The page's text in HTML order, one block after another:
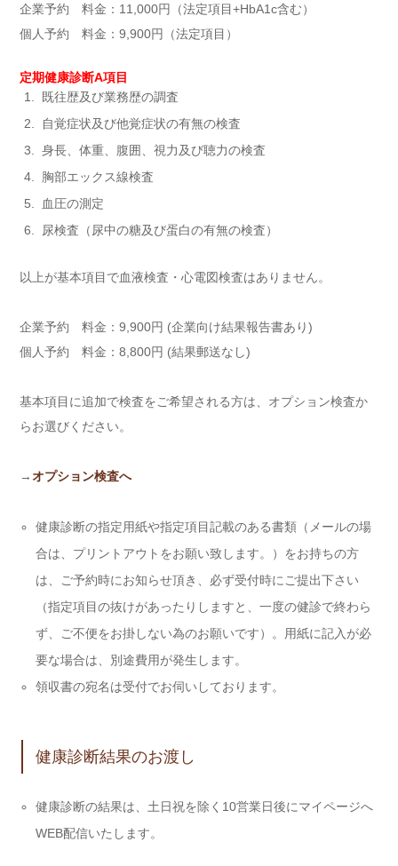
企業予約 料金：11,000円（法定項目+HbA1c含む）
個人予約 料金：9,900円（法定項目）
定期健康診断A項目
既往歴及び業務歴の調査
自覚症状及び他覚症状の有無の検査
身長、体重、腹囲、視力及び聴力の検査
胸部エックス線検査
血圧の測定
尿検査（尿中の糖及び蛋白の有無の検査）
以上が基本項目で血液検査・心電図検査はありません。
企業予約 料金：9,900円 (企業向け結果報告書あり)
個人予約 料金：8,800円 (結果郵送なし)
基本項目に追加で検査をご希望される方は、オプション検査か
らお選びください。
→オプション検査へ
健康診断の指定用紙や指定項目記載のある書類（メールの場
合は、プリントアウトをお願い致します。）をお持ちの方
は、ご予約時にお知らせ頂き、必ず受付時にご提出下さい
（指定項目の抜けがあったりしますと、一度の健診で終わら
ず、ご不便をお掛しない為のお願いです）。用紙に記入が必
要な場合は、別途費用が発生します。
領収書の宛名は受付でお伺いしております。
健康診断結果のお渡し
健康診断の結果は、土日祝を除く10営業日後にマイページへ
WEB配信いたします。